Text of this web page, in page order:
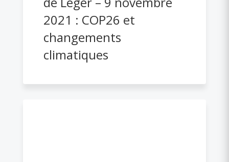
2021 : COP26 et
changements
climatiques